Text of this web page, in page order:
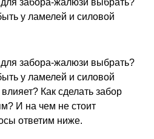
у ламелей и силовой
забора-жалюзи выбрать?
у ламелей и силовой
Как сделать забор
И на чем не стоит
ответим ниже.